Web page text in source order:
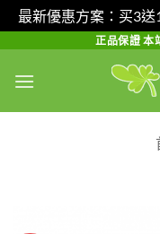
最新優惠方案：买3送
content
正品保證 本